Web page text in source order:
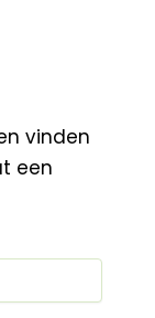
vinden
een